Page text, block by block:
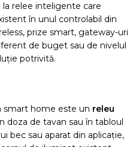
relee inteligente care
în unul controlabil din
prize smart, gateway-uri
de buget sau de nivelul
potrivită.
smart home este un releu
doza de tavan sau în tabloul
bec sau aparat din aplicație,